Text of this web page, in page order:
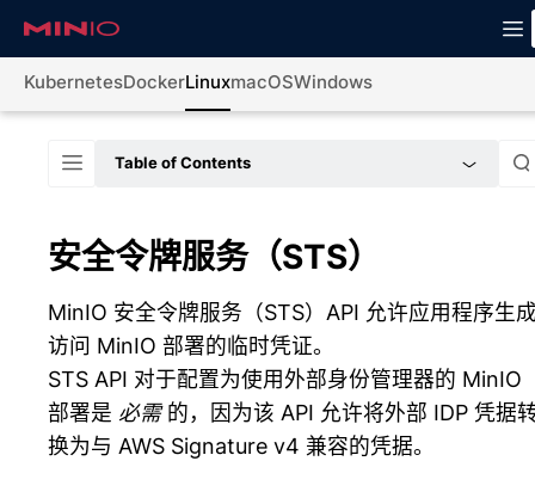
KubernetesDockerLinuxmacOSWindows
Table of Contents
安全令牌服务（STS）
MinIO 安全令牌服务（STS）API 允许应用程序生
访问 MinIO 部署的临时凭证。
STS API 对于配置为使用外部身份管理器的 MinIO
部署是 必需的，因为该 API 允许将外部 IDP 凭据
换为与 AWS Signature v4 兼容的凭据。